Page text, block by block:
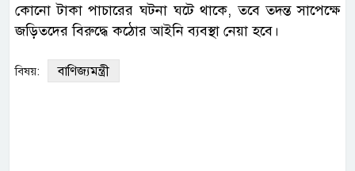
কোনো টাকা পাচারের ঘটনা ঘটে থাকে, তবে তদন্ত সাপেক্ষে
জড়িতদের বিরুদ্ধে কঠোর আইনি ব্যবস্থা নেয়া হ‌বে।
বিষয়: বাণিজ্যমন্ত্রী